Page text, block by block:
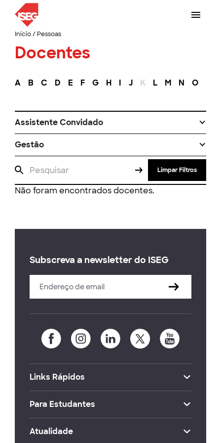
Início/ Pessoas
Docentes
A B C D E F G H I J K L M N O
Assistente Convidado
Gestão
Limpar Filtros
Não foram encontrados docentes.
Subscreva a newsletter do ISEG
Links Rápidos
Para Estudantes
Atualidade